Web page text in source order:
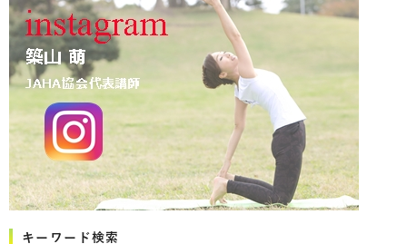
キーワード検索